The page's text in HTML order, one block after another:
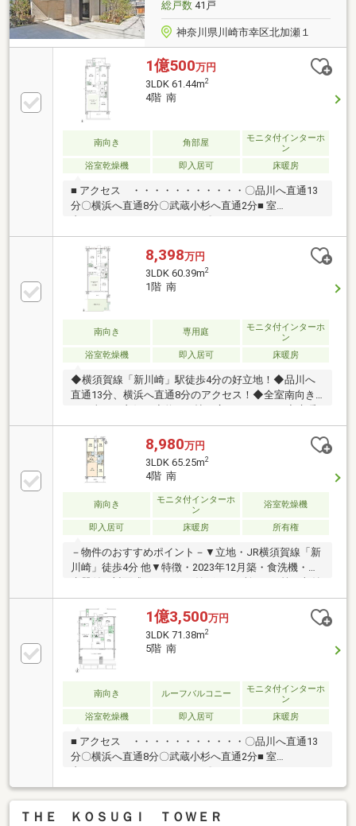
総戸数41戸
神奈川県川崎市幸区北加瀬１
1億500万円
3LDK 61.44m2
4階 南
南向き 角部屋
モニタ付インターホ
ン
浴室乾燥機
即入居可 床暖房
■ アクセス ・・・・・・・・・・・〇品川へ直通13
分〇横浜へ直通8分〇武蔵小杉へ直通2分■ 室
ットや納戸など 収納豊富〇天然御影石のキッチン天
板、食器洗浄乾燥機あり〇TES温水式床暖房■ 共用部
分 ・・・・・・・・・・・・・〇24時間対応ゴミ置
き場あり〇定額のインターネットサービス〇ハンズフ
リーキーシステム〇ペットと暮らせるマンション〇宅
配ボックスあり■ 周辺環
境 ・・・・・・・・・・・・・〇商業施設が揃う駅
前〇徒歩10分圏に4つのショッピングモール〇大型公
園「夢見ヶ崎動物公園」徒歩6分
8,398万円
3LDK 60.39m2
1階 南
南向き 専用庭
モニタ付インターホ
ン
浴室乾燥機
即入居可 床暖房
◆横須賀線「新川崎」駅徒歩4分の好立地！◆品川へ
直通13分、横浜へ直通8分のアクセス！◆全室南向き
房、浄水器、ディスポーザー、浴室乾燥機等充実の設
備！◆ウォークインクロゼット等収納豊富！◆天井高
２.62ｍ！◆ハンズフリーキー導入！◆高い断熱性のペ
アサッシ！◆ペット飼育可！（規約有）
8,980万円
3LDK 65.25m2
4階 南
南向き
モニタ付インターホ
ン
浴室乾燥機
即入居可 床暖房 所有権
－物件のおすすめポイント－▼立地・JR横須賀線「新
川崎」徒歩4分 他▼特徴・2023年12月築・食洗機・浄
有・ペット飼育可(細則有)・オートロック・宅配ボッ
クス付・24時間ゴミ出し可▼設備・Low-Eペアガラ
ス・床暖房(LD)・オートバス／浴室換気乾燥機・TVモ
ニター付インターホン・ハンズフリーキー▼周辺環
境・京急ストア新川崎店 徒歩3分(約240m)・シンカモ
ール 徒歩3分(約190m)■ ご希望の住まい探しをお手伝
いします ━━━━━・・・物件の詳細・ご相談はお気
1億3,500万円
3LDK 71.38m2
5階 南
南向き ルーフバルコニー
モニタ付インターホ
ン
浴室乾燥機
即入居可 床暖房
■ アクセス ・・・・・・・・・・・〇品川へ直通13
分〇横浜へ直通8分〇武蔵小杉へ直通2分■ 室
ットや納戸など 収納豊富〇天然御影石のキッチン天
板、食器洗浄乾燥機あり〇TES温水式床暖房■ 共用部
分 ・・・・・・・・・・・・・〇24時間対応ゴミ置
ＴＨＥ ＫＯＳＵＧＩ ＴＯＷＥＲ